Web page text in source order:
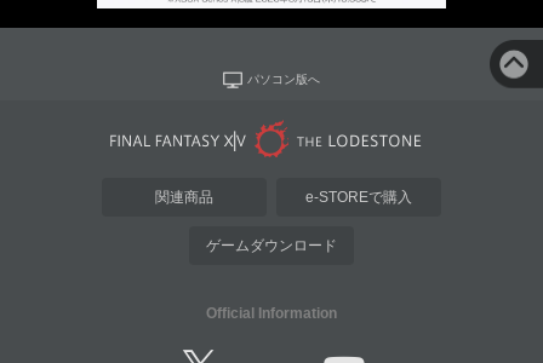
パソコン版へ
関連商品 e-STOREで購入
ゲームダウンロード
Official Information